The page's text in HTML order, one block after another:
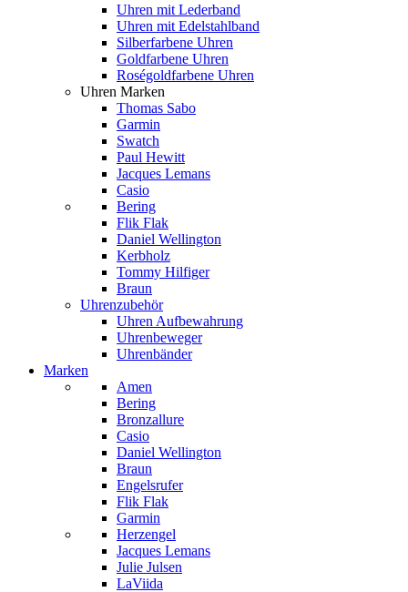
Uhren mit Lederband
Uhren mit Edelstahlband
Silberfarbene Uhren
Goldfarbene Uhren
Roségoldfarbene Uhren
Uhren Marken
Thomas Sabo
Garmin
Swatch
Paul Hewitt
Jacques Lemans
Casio
Bering
Flik Flak
Daniel Wellington
Kerbholz
Tommy Hilfiger
Braun
Uhrenzubehör
Uhren Aufbewahrung
Uhrenbeweger
Uhrenbänder
Marken
Amen
Bering
Bronzallure
Casio
Daniel Wellington
Braun
Engelsrufer
Flik Flak
Garmin
Herzengel
Jacques Lemans
Julie Julsen
LaViida